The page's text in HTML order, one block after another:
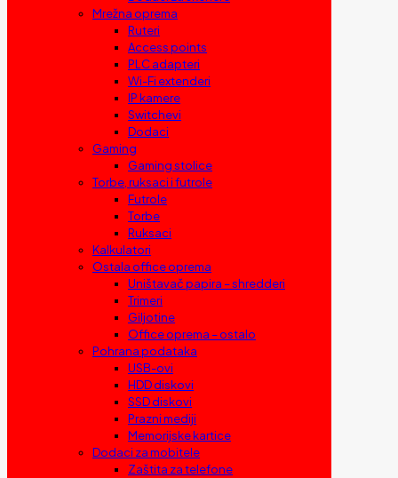
Mrežna oprema
Ruteri
Access points
PLC adapteri
Wi-Fi extenderi
IP kamere
Switchevi
Dodaci
Gaming
Gaming stolice
Torbe, ruksaci i futrole
Futrole
Torbe
Ruksaci
Kalkulatori
Ostala office oprema
Uništavač papira – shredderi
Trimeri
Giljotine
Office oprema – ostalo
Pohrana podataka
USB-ovi
HDD diskovi
SSD diskovi
Prazni mediji
Memorijske kartice
Dodaci za mobitele
Zaštita za telefone